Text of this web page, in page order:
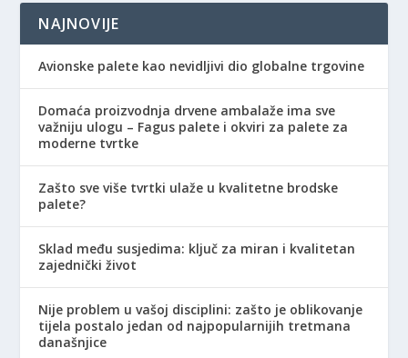
NAJNOVIJE
Avionske palete kao nevidljivi dio globalne trgovine
Domaća proizvodnja drvene ambalaže ima sve
važniju ulogu – Fagus palete i okviri za palete za
moderne tvrtke
Zašto sve više tvrtki ulaže u kvalitetne brodske
palete?
Sklad među susjedima: ključ za miran i kvalitetan
zajednički život
Nije problem u vašoj disciplini: zašto je oblikovanje
tijela postalo jedan od najpopularnijih tretmana
današnjice